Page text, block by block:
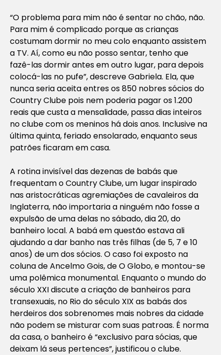
“O problema para mim não é sentar no chão, não.
Para mim é complicado porque as crianças
costumam dormir no meu colo enquanto assistem
a TV. Aí, como eu não posso sentar, tenho que
fazê-las dormir antes em outro lugar, para depois
colocá-las no pufe”, descreve Gabriela. Ela, que
nunca seria aceita entres os 850 nobres sócios do
Country Clube pois nem poderia pagar os 1.200
reais que custa a mensalidade, passa dias inteiros
no clube com os meninos há dois anos. Inclusive na
última quinta, feriado ensolarado, enquanto seus
patrões ficaram em casa.
A rotina invisível das dezenas de babás que
frequentam o Country Clube, um lugar inspirado
nas aristocráticas agremiações de cavaleiros da
Inglaterra, não importaria a ninguém não fosse a
expulsão de uma delas no sábado, dia 20, do
banheiro local. A babá em questão estava ali
ajudando a dar banho nas três filhas (de 5, 7 e 10
anos) de um dos sócios. O caso foi exposto na
coluna de Ancelmo Gois, deO Globo, e montou-se
uma polêmica monumental. Enquanto o mundo do
século XXI discute a criação de banheiros para
transexuais, no Rio do século XIX as babás dos
herdeiros dos sobrenomes mais nobres da cidade
não podem se misturar com suas patroas. É norma
da casa, o banheiro é “exclusivo para sócias, que
deixam lá seus pertences”, justificou o clube.